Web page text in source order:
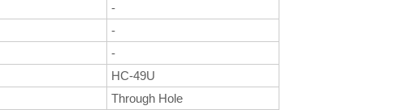
-
-
-
HC-49U
Through Hole